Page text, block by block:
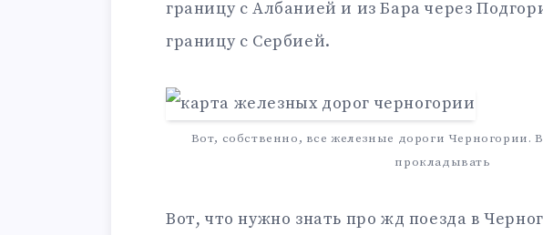
границу с Албанией и из Бара через
границу с Сербией.
Вот, собственно, все железные дороги Черногории.
прокладывать
Вот, что нужно знать про жд поезда в